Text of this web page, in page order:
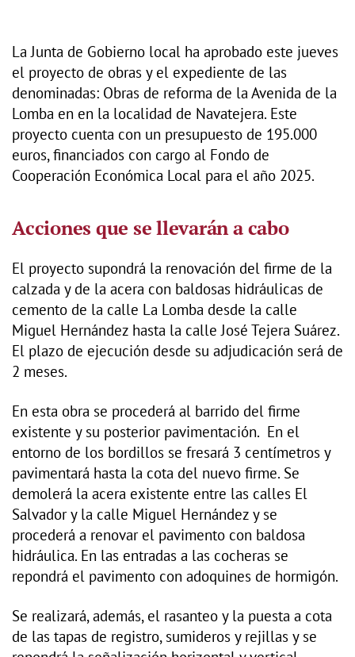
La Junta de Gobierno local ha aprobado este jueves
el proyecto de obras y el expediente de las
denominadas: Obras de reforma de la Avenida de la
Lomba en en la localidad de Navatejera. Este
proyecto cuenta con un presupuesto de 195.000
euros, financiados con cargo al Fondo de
Cooperación Económica Local para el año 2025.
Acciones que se llevarán a cabo
El proyecto supondrá la renovación del firme de la
calzada y de la acera con baldosas hidráulicas de
cemento de la calle La Lomba desde la calle
Miguel Hernández hasta la calle José Tejera Suárez.
El plazo de ejecución desde su adjudicación será de
2 meses.
En esta obra se procederá al barrido del firme
existente y su posterior pavimentación. En el
entorno de los bordillos se fresará 3 centímetros y
pavimentará hasta la cota del nuevo firme. Se
demolerá la acera existente entre las calles El
Salvador y la calle Miguel Hernández y se
procederá a renovar el pavimento con baldosa
hidráulica. En las entradas a las cocheras se
repondrá el pavimento con adoquines de hormigón.
Se realizará, además, el rasanteo y la puesta a cota
de las tapas de registro, sumideros y rejillas y se